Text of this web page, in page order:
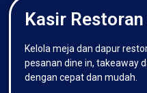
Kasir Restoran
Kelola meja dan dapur
pesanan dine in, takeaway
dengan cepat dan mudah.